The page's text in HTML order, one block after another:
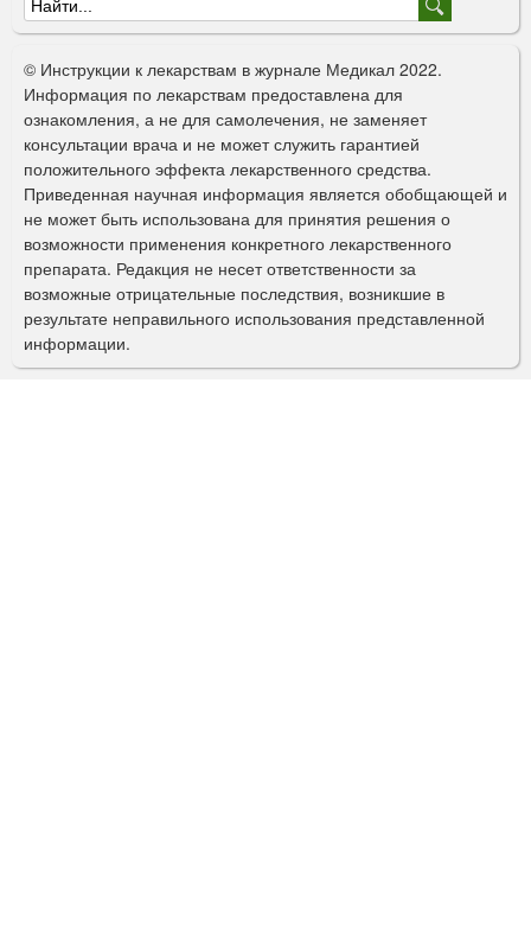
Ф
о
р
м
а
п
о
и
с
к
© Инструкции к лекарствам в журнале Медикал 2022.
Информация по лекарствам предоставлена для
ознакомления, а не для самолечения, не заменяет
консультации врача и не может служить гарантией
положительного эффекта лекарственного средства.
Приведенная научная информация является обобщающей и
не может быть использована для принятия решения о
возможности применения конкретного лекарственного
препарата. Редакция не несет ответственности за
возможные отрицательные последствия, возникшие в
результате неправильного использования представленной
информации.